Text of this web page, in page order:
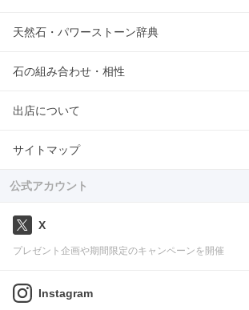
天然石・パワーストーン辞典
石の組み合わせ・相性
出店について
サイトマップ
公式アカウント
X
プレゼント企画や期間限定のキャンペーンを開催
Instagram